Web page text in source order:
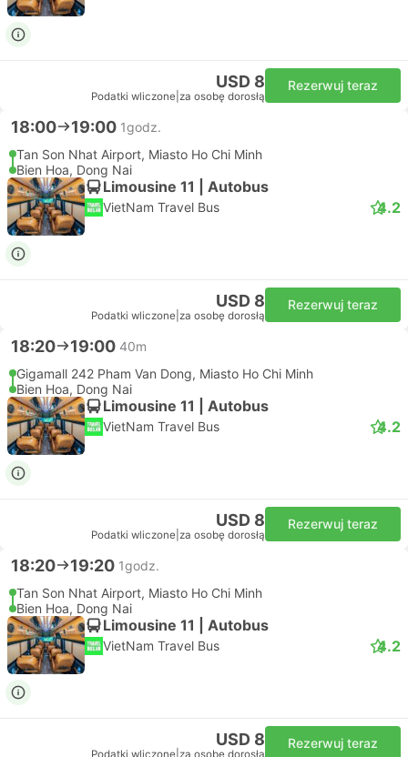
USD 8
Podatki wliczone za osobę dorosłą
Rezerwuj teraz
18:00 19:00 1godz.
Tan Son Nhat Airport, Miasto Ho Chi Minh
Bien Hoa, Dong Nai
Limousine 11 | Autobus
VietNam Travel Bus 4.2
USD 8
Podatki wliczone za osobę dorosłą
Rezerwuj teraz
18:20 19:00 40m
Gigamall 242 Pham Van Dong, Miasto Ho Chi Minh
Bien Hoa, Dong Nai
Limousine 11 | Autobus
VietNam Travel Bus 4.2
USD 8
Podatki wliczone za osobę dorosłą
Rezerwuj teraz
18:20 19:20 1godz.
Tan Son Nhat Airport, Miasto Ho Chi Minh
Bien Hoa, Dong Nai
Limousine 11 | Autobus
VietNam Travel Bus 4.2
USD 8
Podatki wliczone za osobę dorosłą
Rezerwuj teraz